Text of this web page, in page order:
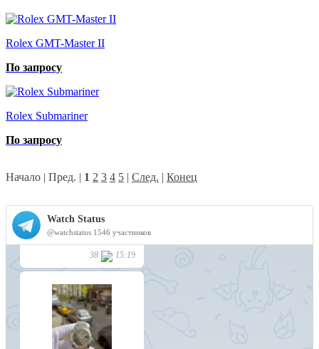
Rolex GMT-Master II
По запросу
Rolex Submariner
По запросу
Начало | Пред. | 1 2 3 4 5 | След. | Конец